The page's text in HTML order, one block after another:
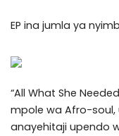
EP ina jumla ya
“All What She
mpole wa Afro-soul,
anayehitaji upendo